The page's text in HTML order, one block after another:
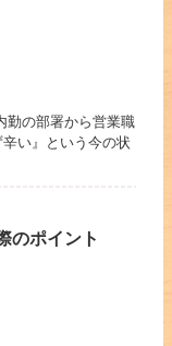
勤の部署から営業職
い』という今の状
のポイント